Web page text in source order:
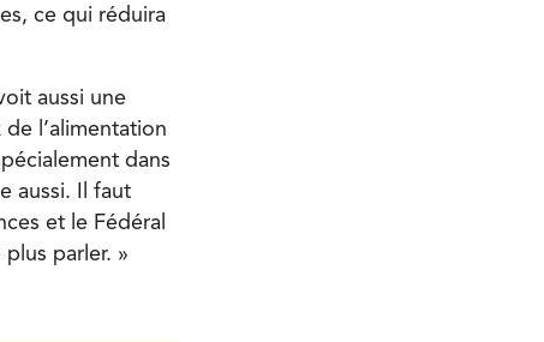
ce qui réduira
aussi une
l’alimentation
dans
aussi. Il faut
et le Fédéral
parler. »